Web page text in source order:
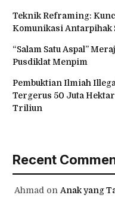
Teknik Reframing:
Komunikasi Antarpihak
“Salam Satu Aspal”
Pusdiklat Menpim
Pembuktian Ilmiah
Tergerus 50 Juta
Triliun
Recent
Ahmad on Anak yang